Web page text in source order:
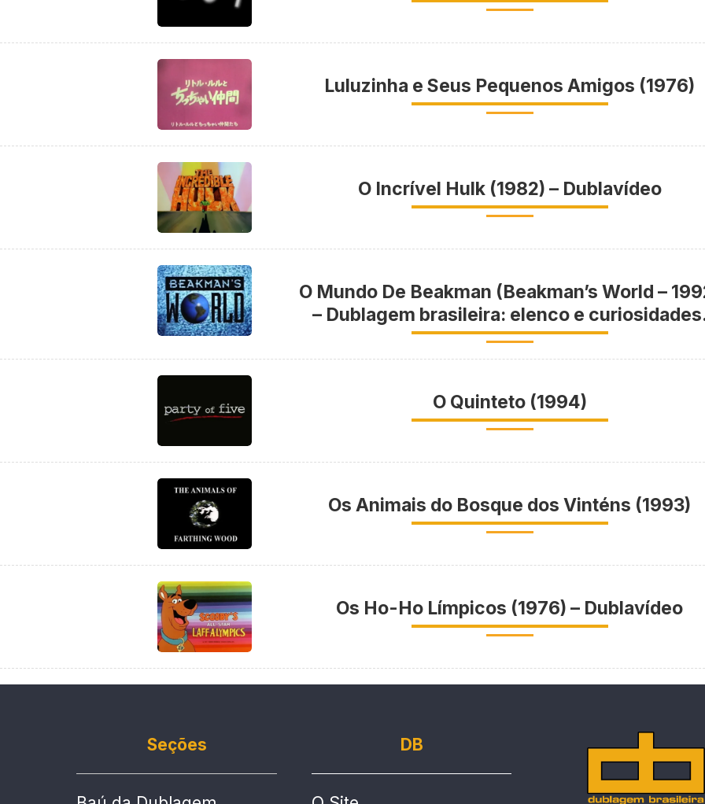
Luluzinha e Seus Pequenos Amigos (1976)
O Incrível Hulk (1982) – Dublavídeo
O Mundo De Beakman (Beakman’s World –
– Dublagem brasileira: elenco e
O Quinteto (1994)
Os Animais do Bosque dos Vinténs (1993)
Os Ho-Ho Límpicos (1976) – Dublavídeo
Seções DB